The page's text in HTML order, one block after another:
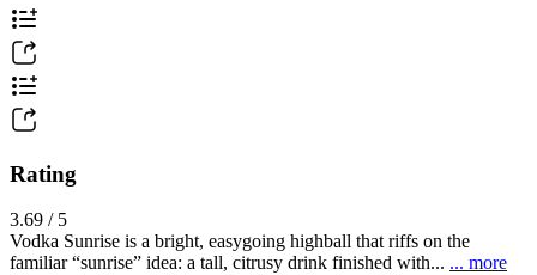
Rating
3.69 / 5
Vodka Sunrise is a bright, easygoing highball that riffs on the
familiar “sunrise” idea: a tall, citrusy drink finished with... ... more